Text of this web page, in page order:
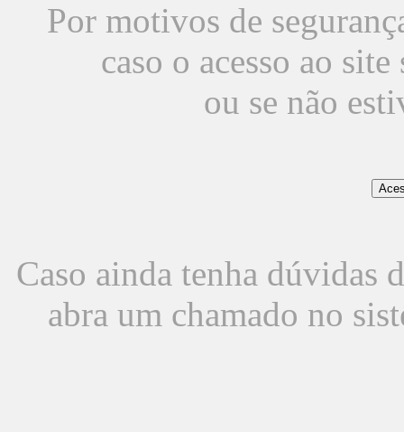
Por motivos de
caso o acesso ao
ou se não
Caso ainda tenha dúvidas
abra um chamado no